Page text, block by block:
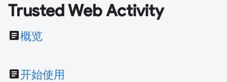
Trusted Web Activity
article概览
article开始使用